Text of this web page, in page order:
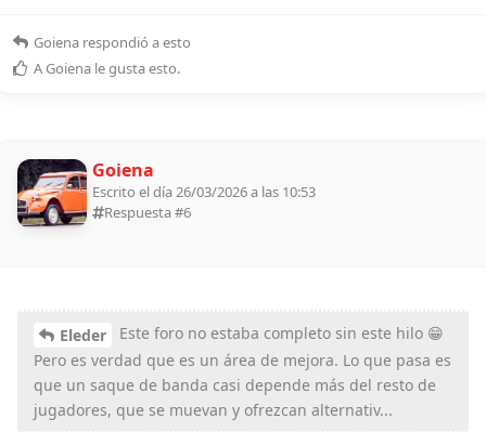
Goiena respondió a esto
A Goiena le gusta esto.
Goiena
Escrito el día 26/03/2026 a las 10:53
Respuesta #6
Eleder
Este foro no estaba completo sin este hilo 😁
Pero es verdad que es un área de mejora. Lo que pasa es
que un saque de banda casi depende más del resto de
jugadores, que se muevan y ofrezcan alternativ...